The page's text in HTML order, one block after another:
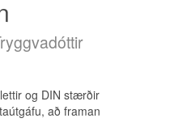
og DIN stærðir
að framan
og DIN
af ljósmyndum
skornar
Normen)